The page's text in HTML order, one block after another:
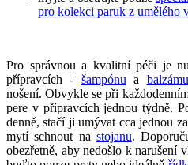
pro kolekci paruk z umělého
Pro správnou a kvalitní péči je
přípravcích - šampónu a balzámu
nošení. Obvykle se při
pere v přípravcích jednou týdně.
denně, stačí ji umývat cca jednou
mytí schnout na stojanu.
obezřetně, aby nedošlo k narušení